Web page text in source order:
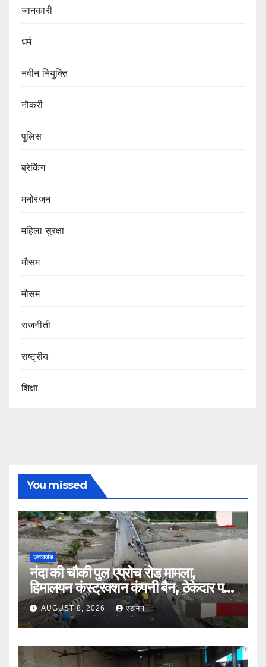
जानकारी
धर्म
नवीन नियुक्ति
नौकरी
पुलिस
ब्रेकिंग
मनोरंजन
महिला सुरक्षा
मौसम
मौसम
राजनीती
राष्ट्रीय
शिक्षा
You missed
उत्तराखंड
नंदा की चौकी पुल एप्रोच रोड मामला,
हिमालयन कंस्ट्रक्शन कंपनी बैन, ठेकेदार पर
भी एक्शन
AUGUST 8, 2026 एडमिन